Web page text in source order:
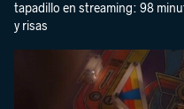
tapadillo en streaming: 98
y risas